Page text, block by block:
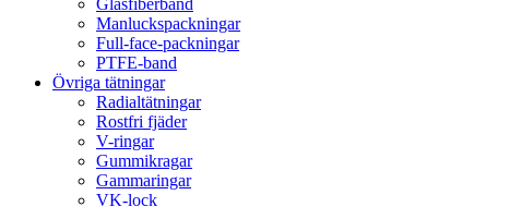
Glasfiberband
Manluckspackningar
Full-face-packningar
PTFE-band
Övriga tätningar
Radialtätningar
Rostfri fjäder
V-ringar
Gummikragar
Gammaringar
VK-lock